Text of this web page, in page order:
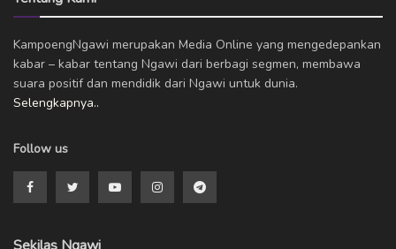
KampoengNgawi merupakan Media Online yang mengedepankan
kabar – kabar tentang Ngawi dari berbagi segmen, membawa
suara positif dan mendidik dari Ngawi untuk dunia.
Selengkapnya..
Follow us
Sekilas Ngawi